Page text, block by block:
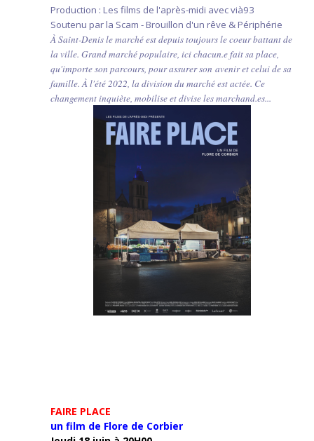
Production : Les films de l'après-midi avec vià93
Soutenu par la Scam - Brouillon d'un rêve & Périphérie
À Saint-Denis le marché est depuis toujours le coeur battant de
la ville. Grand marché populaire, ici chacun.e fait sa place,
qu'importe son parcours, pour assurer son avenir et celui de sa
famille. À l'été 2022, la division du marché est actée. Ce
changement inquiète, mobilise et divise les marchand.es...
FAIRE PLACE
un film de Flore de Corbier